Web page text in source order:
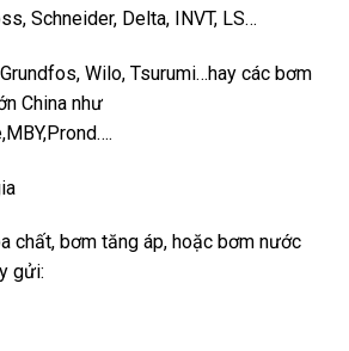
Schneider, Delta, INVT, LS…
Wilo, Tsurumi…hay các bơm
China như
chất, bơm tăng áp, hoặc bơm nước
gửi: